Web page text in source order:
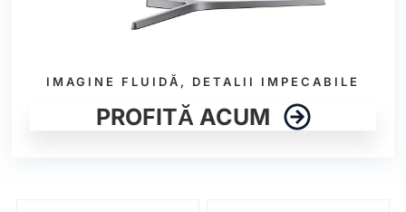
IMAGINE FLUIDĂ, DETALII IMPECABILE
PROFITĂ ACUM